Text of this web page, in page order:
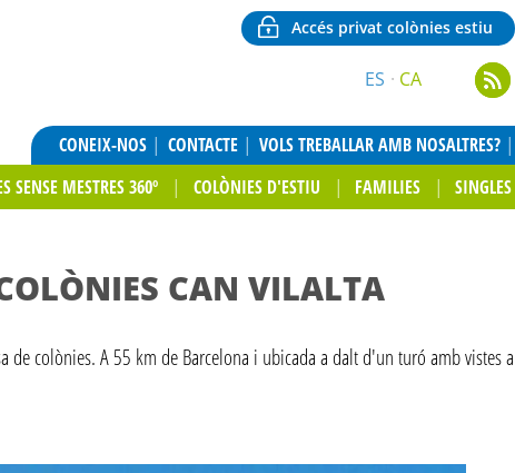
Accés privat colònies estiu
ES CA
CONEIX-NOS CONTACTE VOLS TREBALLAR AMB NOSALTRES?
SENSE MESTRES 360º COLÒNIES D'ESTIU FAMILIES
CAN VILALTA
de colònies. A 55 km de Barcelona i ubicada a dalt d'un turó amb vistes